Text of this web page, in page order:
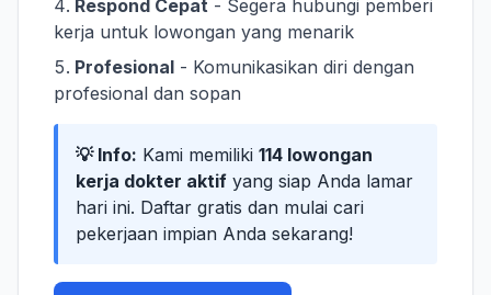
Respond Cepat - Segera hubungi pemberi
kerja untuk lowongan yang menarik
Profesional - Komunikasikan diri dengan
profesional dan sopan
💡 Info: Kami memiliki 114 lowongan
kerja dokter aktif yang siap Anda lamar
hari ini. Daftar gratis dan mulai cari
pekerjaan impian Anda sekarang!